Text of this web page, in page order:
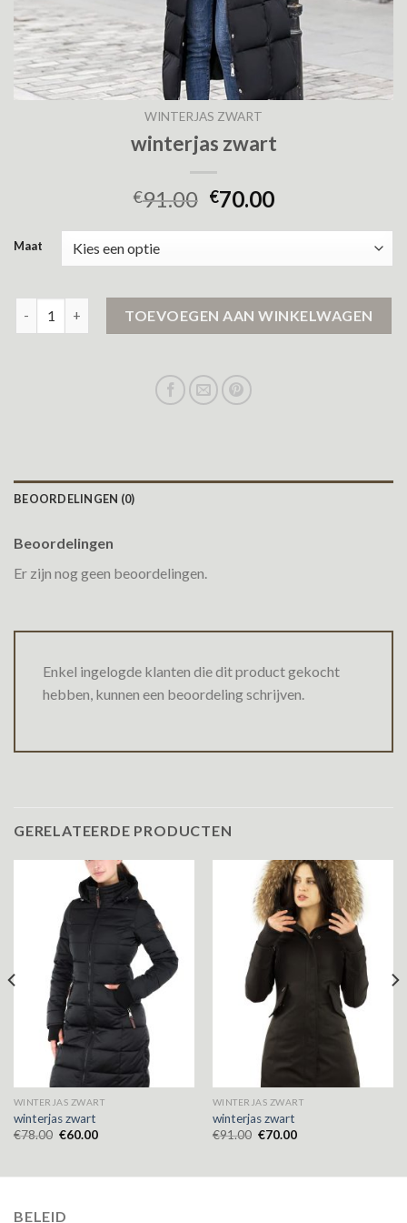
WINTERJAS ZWART
winterjas zwart
€91.00 €70.00
Maat
TOEVOEGEN AAN WINKELWAGEN
BEOORDELINGEN (0)
Beoordelingen
Er zijn nog geen beoordelingen.
Enkel ingelogde klanten die dit product gekocht
hebben, kunnen een beoordeling schrijven.
GERELATEERDE PRODUCTEN
WINTERJAS ZWART
winterjas zwart
€78.00 €60.00
WINTERJAS ZWART
winterjas zwart
€91.00 €70.00
BELEID